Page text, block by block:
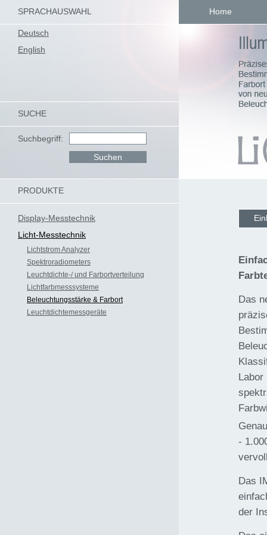
SPRACHAUSWAHL
Deutsch
English
SUCHE
Suchbegriff:
Home
PRODUKTE
Display-Messtechnik
Licht-Messtechnik
Lichtstrom Analyzer
Spektroradiometers
Leuchtdichte-/ und Farbortverteilung
Lichtfarbmesssysteme
Beleuchtungsstärke & Farbort
Leuchtdichtemessgeräte
Das
-
Das
der